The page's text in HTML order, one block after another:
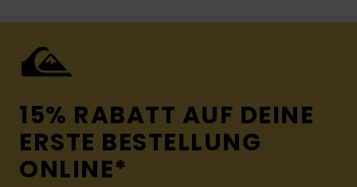
15% RABATT AUF DEINE
ERSTE BESTELLUNG
ONLINE*